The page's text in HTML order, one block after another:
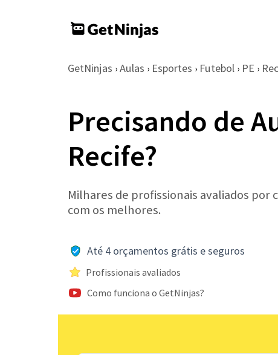
GetNinjas › Aulas › Esportes › Futebol › PE ›
Precisando de
Recife?
Milhares de profissionais avaliados
com os melhores.
Até 4 orçamentos grátis e seguros
Profissionais avaliados
Como funciona o GetNinjas?